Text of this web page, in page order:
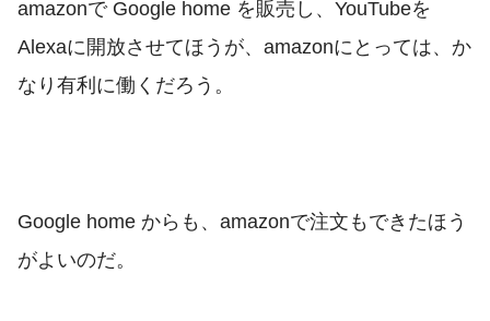
amazonで Google home を販売し、YouTubeを
Alexaに開放させてほうが、amazonにとっては、か
なり有利に働くだろう。
Google home からも、amazonで注文もできたほう
がよいのだ。